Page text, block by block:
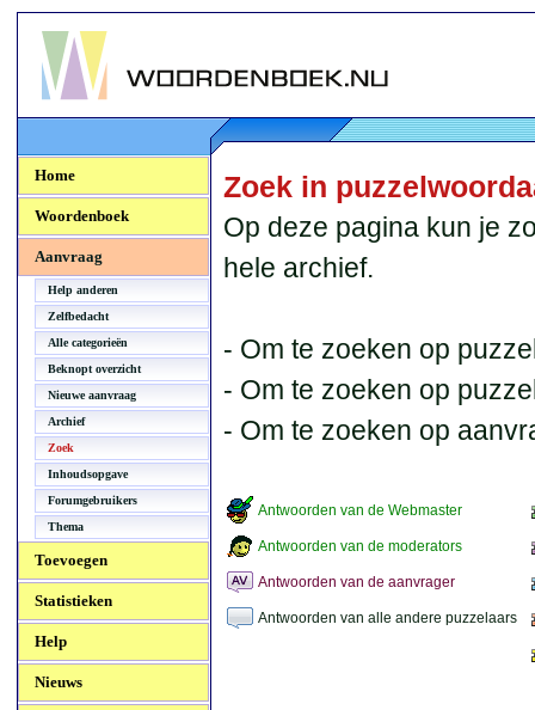
Woordenboek.NU
Home
Woordenboek
Aanvraag
Help anderen
Zelfbedacht
Alle categorieën
Beknopt overzicht
Nieuwe aanvraag
Archief
Zoek
Inhoudsopgave
Forumgebruikers
Thema
Toevoegen
Statistieken
Help
Nieuws
Zoek in
Op deze pagina kun je
hele archief.
- Om te zoeken op
- Om te zoeken op
- Om te zoeken op
Antwoorden van de Webmaster
Antwoorden van de moderators
Antwoorden van de aanvrager
Antwoorden van alle andere puzzelaars